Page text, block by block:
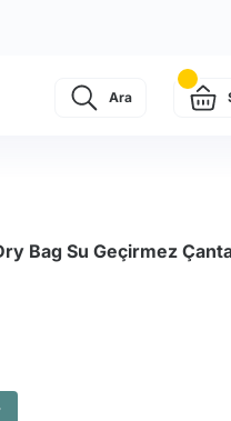
Ara
Bag Su Geçirmez